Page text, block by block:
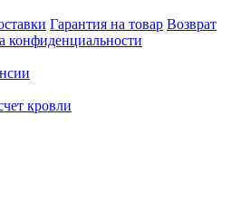
Гарантия на товар Возврат
конфиденциальности
кровли